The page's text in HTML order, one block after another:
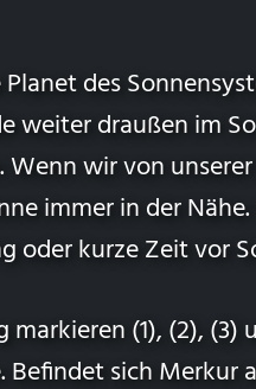
des
weiter draußen im
wir von
immer in der
oder kurze Zeit vor
(1), (2),
sich Merkur